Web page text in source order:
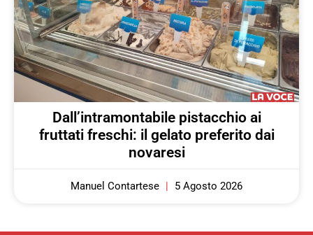
Dall’intramontabile pistacchio ai
fruttati freschi: il gelato preferito dai
novaresi
Manuel Contartese 5 Agosto 2026